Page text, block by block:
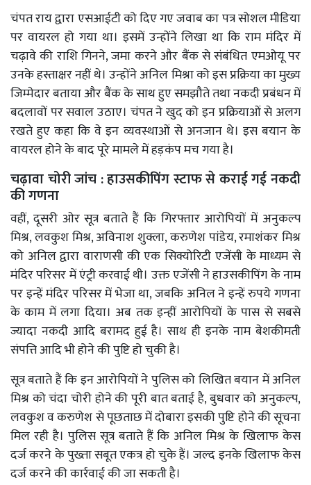
चंपत राय द्वारा एसआईटी को दिए गए जवाब का पत्र सोशल मीडिया
पर वायरल हो गया था। इसमें उन्होंने लिखा था कि राम मंदिर में
चढ़ावे की राशि गिनने, जमा करने और बैंक से संबंधित एमओयू पर
उनके हस्ताक्षर नहीं थे। उन्होंने अनिल मिश्रा को इस प्रक्रिया का मुख्य
जिम्मेदार बताया और बैंक के साथ हुए समझौते तथा नकदी प्रबंधन में
बदलावों पर सवाल उठाए। चंपत ने खुद को इन प्रक्रियाओं से अलग
रखते हुए कहा कि वे इन व्यवस्थाओं से अनजान थे। इस बयान के
वायरल होने के बाद पूरे मामले में हड़कंप मच गया है।
चढ़ावा चोरी जांच : हाउसकीपिंग स्टाफ से कराई गई नकदी
की गणना
वहीं, दूसरी ओर सूत्र बताते हैं कि गिरफ्तार आरोपियों में अनुकल्प
मिश्र, लवकुश मिश्र, अविनाश शुक्ला, करुणेश पांडेय, रमाशंकर मिश्र
को अनिल द्वारा वाराणसी की एक सिक्योरिटी एजेंसी के माध्यम से
मंदिर परिसर में एंट्री करवाई थी। उक्त एजेंसी ने हाउसकीपिंग के नाम
पर इन्हें मंदिर परिसर में भेजा था, जबकि अनिल ने इन्हें रुपये गणना
के काम में लगा दिया। अब तक इन्हीं आरोपियों के पास से सबसे
ज्यादा नकदी आदि बरामद हुई है। साथ ही इनके नाम बेशकीमती
संपत्ति आदि भी होने की पुष्टि हो चुकी है।
सूत्र बताते हैं कि इन आरोपियों ने पुलिस को लिखित बयान में अनिल
मिश्र को चंदा चोरी होने की पूरी बात बताई है, बुधवार को अनुकल्प,
लवकुश व करुणेश से पूछताछ में दोबारा इसकी पुष्टि होने की सूचना
मिल रही है। पुलिस सूत्र बताते हैं कि अनिल मिश्र के खिलाफ केस
दर्ज करने के पुख्ता सबूत एकत्र हो चुके हैं। जल्द इनके खिलाफ केस
दर्ज करने की कार्रवाई की जा सकती है।